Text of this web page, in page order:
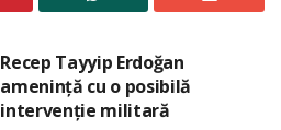
Recep Tayyip Erdoğan
amenință cu o posibilă
intervenție militară